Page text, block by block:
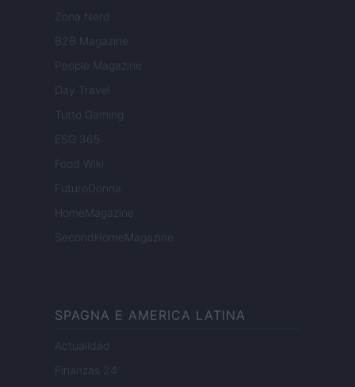
Zona Nerd
B2B Magazine
People Magazine
Day Travel
Tutto Gaming
ESG 365
Food Wiki
FuturoDonna
HomeMagazine
SecondHomeMagazine
SPAGNA E AMERICA LATINA
Actualidad
Finanzas 24